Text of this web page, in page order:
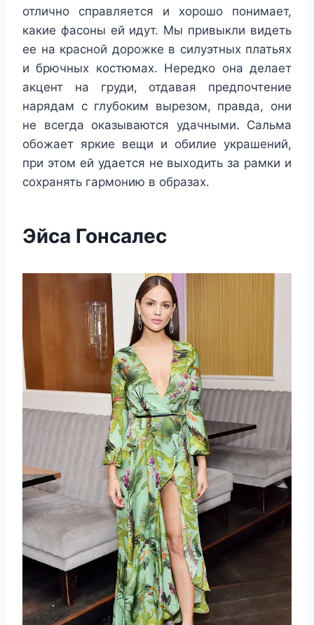
отлично справляется и хорошо понимает,
какие фасоны ей идут. Мы привыкли видеть
ее на красной дорожке в силуэтных платьях
и брючных костюмах. Нередко она делает
акцент на груди, отдавая предпочтение
нарядам с глубоким вырезом, правда, они
не всегда оказываются удачными. Сальма
обожает яркие вещи и обилие украшений,
при этом ей удается не выходить за рамки и
сохранять гармонию в образах.
Эйса Гонсалес